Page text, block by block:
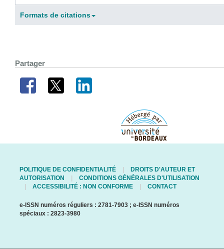
Formats de citations
Partager
POLITIQUE DE CONFIDENTIALITÉ
DROITS D'AUTEUR ET
AUTORISATION
CONDITIONS GÉNÉRALES D'UTILISATION
ACCESSIBILITÉ : NON CONFORME
CONTACT
e-ISSN numéros réguliers : 2781-7903 ; e-ISSN numéros
spéciaux : 2823-3980